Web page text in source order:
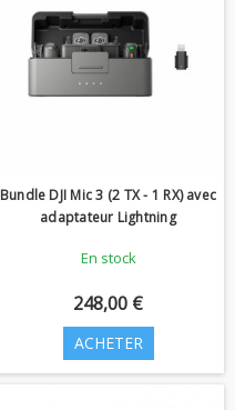
Bundle DJI Mic 3 (2 TX - 1 RX) avec
adaptateur Lightning
En stock
248,00 €
ACHETER